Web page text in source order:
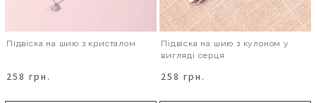
Підвіска на шию з кристалом
258 грн.
Підвіска на шию з кулоном у
вигляді серця
258 грн.